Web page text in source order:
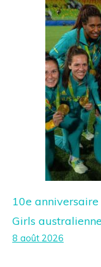
10e
Girls
8 août 2026